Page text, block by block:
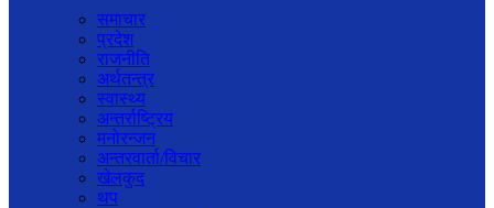
समाचार
प्रदेश
राजनीति
अर्थतन्त्र
स्वास्थ्य
अन्तर्राष्ट्रिय
मनोरन्जन
अन्तरवार्ता/विचार
खेलकुद
थप